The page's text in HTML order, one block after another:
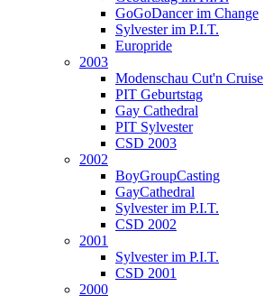
GoGoDancer im Change
Sylvester im P.I.T.
Europride
2003
Modenschau Cut'n Cruise
PIT Geburtstag
Gay Cathedral
PIT Sylvester
CSD 2003
2002
BoyGroupCasting
GayCathedral
Sylvester im P.I.T.
CSD 2002
2001
Sylvester im P.I.T.
CSD 2001
2000